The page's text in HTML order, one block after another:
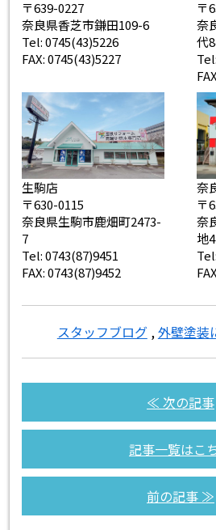
〒639-0227
奈良県香芝市鎌田109-6
Tel: 0745(43)5226
FAX: 0745(43)5227
〒
奈
代
生駒店
〒630-0115
奈良県生駒市鹿畑町2473-
7
Tel: 0743(87)9451
FAX: 0743(87)9452
奈
〒
奈
地4
スタッフブログ, 外壁塗装
≪ 次の記事
記事一覧はこ
前の記事 ≫